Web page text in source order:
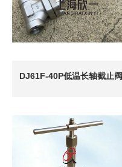
DJ61F-40P低温长轴截止阀